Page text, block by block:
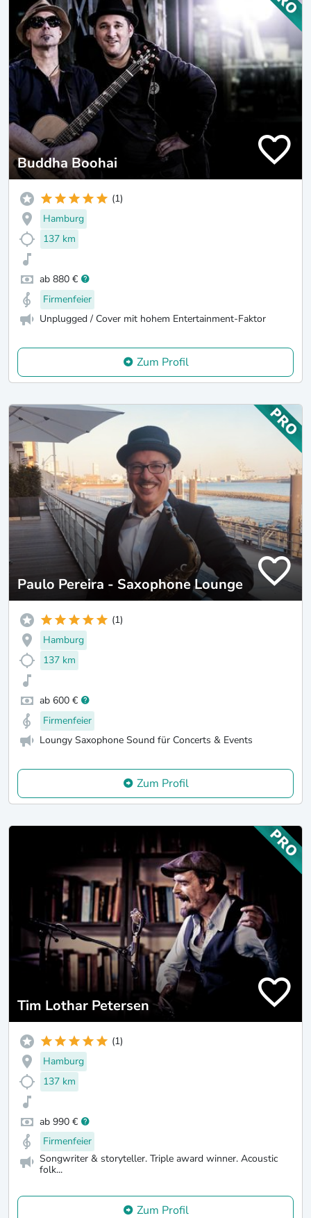
Buddha Boohai
(1)
Hamburg
137 km
ab 880 €
Firmenfeier
Unplugged / Cover mit hohem Entertainment-Faktor
Zum Profil
Paulo Pereira - Saxophone Lounge
(1)
Hamburg
137 km
ab 600 €
Firmenfeier
Loungy Saxophone Sound für Concerts & Events
Zum Profil
Tim Lothar Petersen
(1)
Hamburg
137 km
ab 990 €
Firmenfeier
Songwriter & storyteller. Triple award winner. Acoustic
folk...
Zum Profil